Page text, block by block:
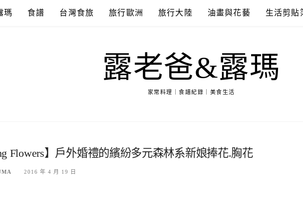
瑪 食譜 台灣食旅 旅行歐洲 旅行大陸 油畫與花藝 生活剪貼
露老爸&露瑪
家常料理｜食譜紀錄｜美食生活
Flowers】戶外婚禮的繽紛多元森林系新娘捧花.胸花
2016 年 4 月 19 日